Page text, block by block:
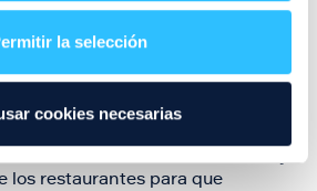
la selección
cookies necesarias
oferta de ocio y shopping durante
restaurantes de Puerto Venecia
los restaurantes para que